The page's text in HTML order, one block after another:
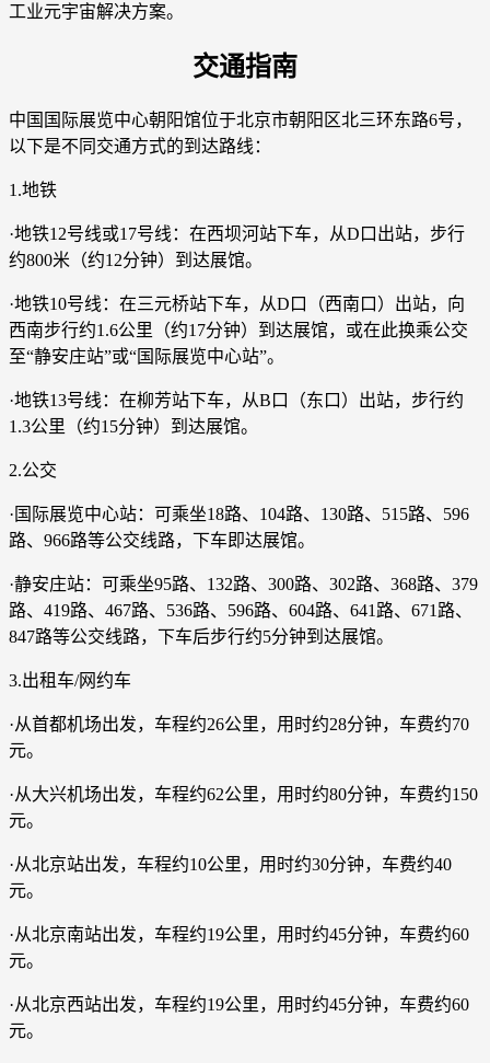
工业元宇宙解决方案。
交通指南
中国国际展览中心朝阳馆位于北京市朝阳区北三环东路6号，
以下是不同交通方式的到达路线：
1.地铁
·地铁12号线或17号线：在西坝河站下车，从D口出站，步行
约800米（约12分钟）到达展馆。
·地铁10号线：在三元桥站下车，从D口（西南口）出站，向
西南步行约1.6公里（约17分钟）到达展馆，或在此换乘公交
至“静安庄站”或“国际展览中心站”。
·地铁13号线：在柳芳站下车，从B口（东口）出站，步行约
1.3公里（约15分钟）到达展馆。
2.公交
·国际展览中心站：可乘坐18路、104路、130路、515路、596
路、966路等公交线路，下车即达展馆。
·静安庄站：可乘坐95路、132路、300路、302路、368路、379
路、419路、467路、536路、596路、604路、641路、671路、
847路等公交线路，下车后步行约5分钟到达展馆。
3.出租车/网约车
·从首都机场出发，车程约26公里，用时约28分钟，车费约70
元。
·从大兴机场出发，车程约62公里，用时约80分钟，车费约150
元。
·从北京站出发，车程约10公里，用时约30分钟，车费约40
元。
·从北京南站出发，车程约19公里，用时约45分钟，车费约60
元。
·从北京西站出发，车程约19公里，用时约45分钟，车费约60
元。